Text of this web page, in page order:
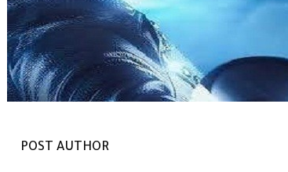
POST AUTHOR